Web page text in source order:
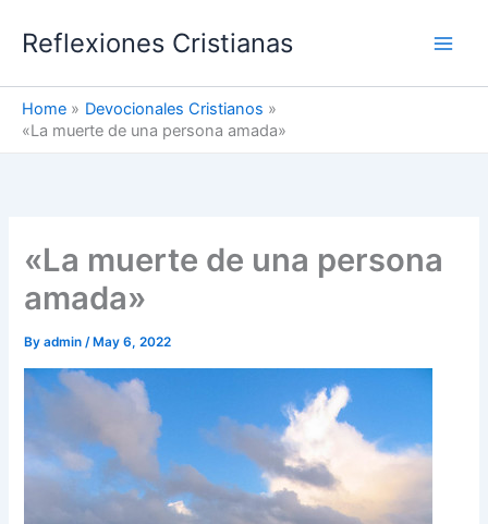
Reflexiones Cristianas
Home
Devocionales Cristianos
«La muerte de una persona amada»
«La muerte de una persona
amada»
Byadmin/ May 6, 2022